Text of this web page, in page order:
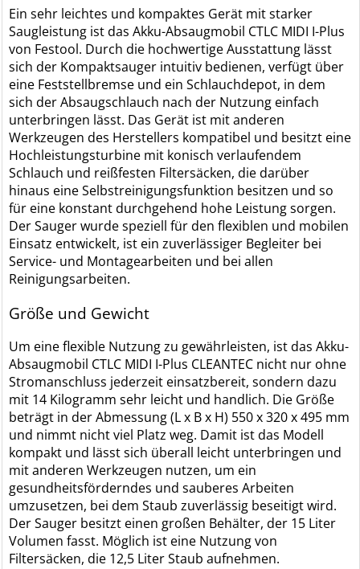
Ein sehr leichtes und kompaktes Gerät mit starker
Saugleistung ist das Akku-Absaugmobil CTLC MIDI I-Plus
von Festool. Durch die hochwertige Ausstattung lässt
sich der Kompaktsauger intuitiv bedienen, verfügt über
eine Feststellbremse und ein Schlauchdepot, in dem
sich der Absaugschlauch nach der Nutzung einfach
unterbringen lässt. Das Gerät ist mit anderen
Werkzeugen des Herstellers kompatibel und besitzt eine
Hochleistungsturbine mit konisch verlaufendem
Schlauch und reißfesten Filtersäcken, die darüber
hinaus eine Selbstreinigungsfunktion besitzen und so
für eine konstant durchgehend hohe Leistung sorgen.
Der Sauger wurde speziell für den flexiblen und mobilen
Einsatz entwickelt, ist ein zuverlässiger Begleiter bei
Service- und Montagearbeiten und bei allen
Reinigungsarbeiten.
Größe und Gewicht
Um eine flexible Nutzung zu gewährleisten, ist das Akku-
Absaugmobil CTLC MIDI I-Plus CLEANTEC nicht nur ohne
Stromanschluss jederzeit einsatzbereit, sondern dazu
mit 14 Kilogramm sehr leicht und handlich. Die Größe
beträgt in der Abmessung (L x B x H) 550 x 320 x 495 mm
und nimmt nicht viel Platz weg. Damit ist das Modell
kompakt und lässt sich überall leicht unterbringen und
mit anderen Werkzeugen nutzen, um ein
gesundheitsförderndes und sauberes Arbeiten
umzusetzen, bei dem Staub zuverlässig beseitigt wird.
Der Sauger besitzt einen großen Behälter, der 15 Liter
Volumen fasst. Möglich ist eine Nutzung von
Filtersäcken, die 12,5 Liter Staub aufnehmen.